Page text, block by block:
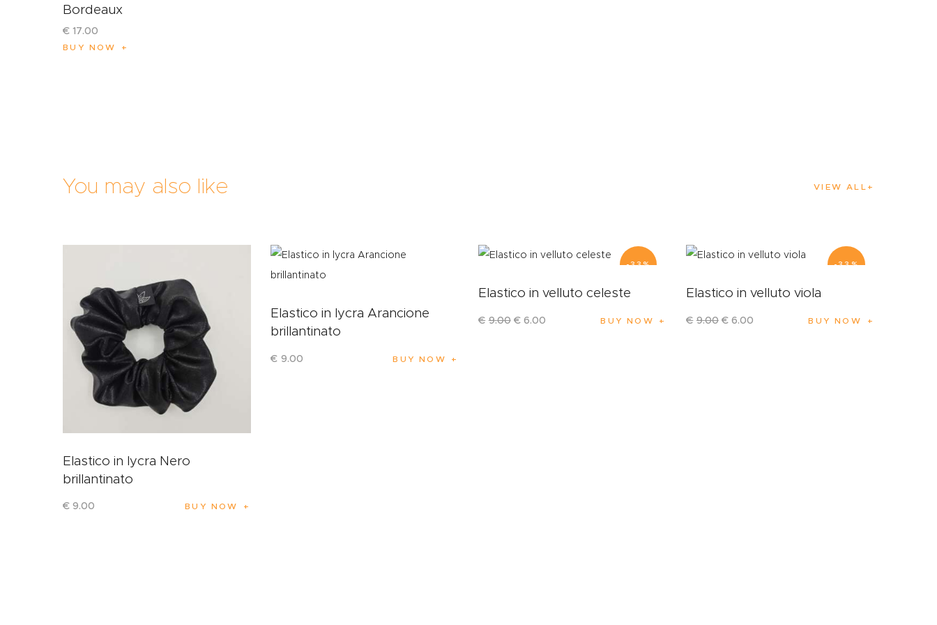
Bordeaux
€ 17.00
BUY NOW
You may also like VIEW ALL
Elastico in lycra Nero
brillantinato
€ 9.00 BUY NOW
Elastico in lycra Arancione
brillantinato
€ 9.00 BUY NOW
-33%
Elastico in velluto celeste
€ 9.00 € 6.00 BUY NOW
-33%
Elastico in velluto viola
€ 9.00 € 6.00 BUY NOW